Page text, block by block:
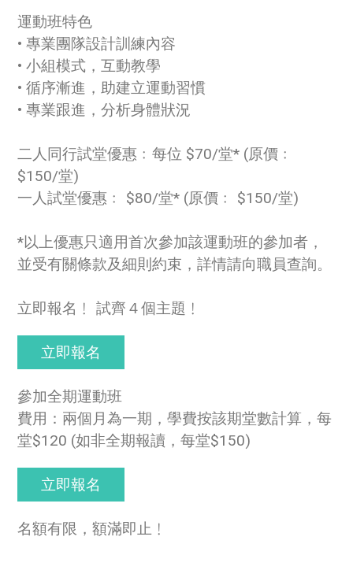
運動班特色
• 專業團隊設計訓練內容
• 小組模式，互動教學
• 循序漸進，助建立運動習慣
• 專業跟進，分析身體狀況
二人同行試堂優惠﹕每位 $70/堂* (原價﹕
$150/堂)
一人試堂優惠﹕ $80/堂* (原價﹕ $150/堂)
*以上優惠只適用首次參加該運動班的參加者，
並受有關條款及細則約束，詳情請向職員查詢。
立即報名﹗ 試齊４個主題﹗
立即報名
參加全期運動班
費用：兩個月為一期，學費按該期堂數計算，每
堂$120 (如非全期報讀，每堂$150)
立即報名
名額有限，額滿即止﹗